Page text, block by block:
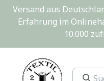
Versand aus
Erfahrung im
10.000